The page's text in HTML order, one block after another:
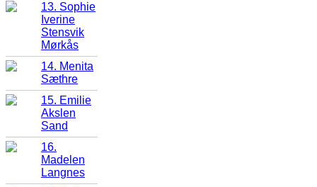
13. Sophie
Iverine
Stensvik
Mørkås
14. Menita
Sæthre
15. Emilie
Akslen
Sand
16.
Madelen
Langnes